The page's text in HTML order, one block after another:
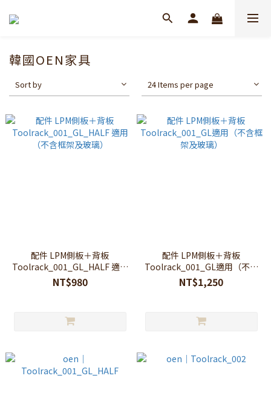
韓國OEN家具
Sort by 24 Items per page
配件 LPM側板＋背板
Toolrack_001_GL_HALF 適用
（不含框架及玻璃）
NT$980
配件 LPM側板＋背板
Toolrack_001_GL適用（不含
框架及玻璃）
NT$1,250